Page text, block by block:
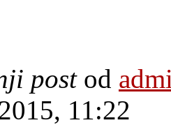
post od
11:22